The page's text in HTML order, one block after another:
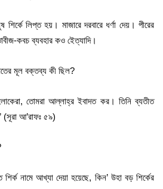
লিপ্ত হয়। মাজারে দরবারে ধর্ণা দেয়। পীরের
কবচ ব্যবহার কও ইেত্যাদি।
মূল বক্তব্য কী ছিল?
তোমরা আল্লাহ্‌র ইবাদত কর। তিনি ব্যতীত
(সূরা আ’রাফঃ ৫৯)
নামে আখ্যা দেয়া হয়েছে, কিন’ উহা বড় শির্কের